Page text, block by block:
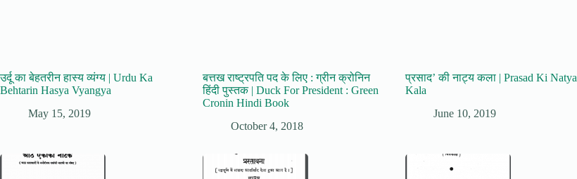
उर्दू का बेहतरीन हास्य व्यंग्य | Urdu Ka
Behtarin Hasya Vyangya
May 15, 2019
बत्तख राष्ट्रपति पद के लिए : ग्रीन क्रोनिन
हिंदी पुस्तक | Duck For President : Green
Cronin Hindi Book
October 4, 2018
प्रसाद’ की नाट्य कला | Prasad Ki Natya
Kala
June 10, 2019